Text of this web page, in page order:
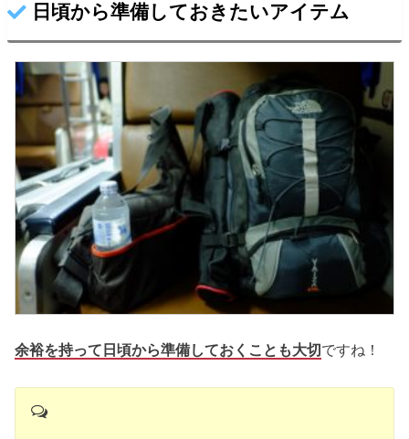
日頃から準備しておきたいアイテム
余裕を持って日頃から準備しておくことも大切 ですね！